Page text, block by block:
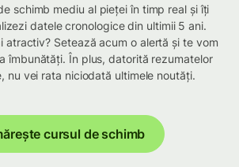
schimb mediu al pieței în timp real și îți
datele cronologice din ultimii 5 ani.
atractiv? Setează acum o alertă și te vom
îmbunătăți. În plus, datorită rezumatelor
nu vei rata niciodată ultimele noutăți.
cursul de schimb